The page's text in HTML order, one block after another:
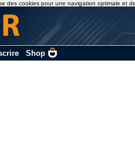
| Shop
des cookies pour une navigation optimale et